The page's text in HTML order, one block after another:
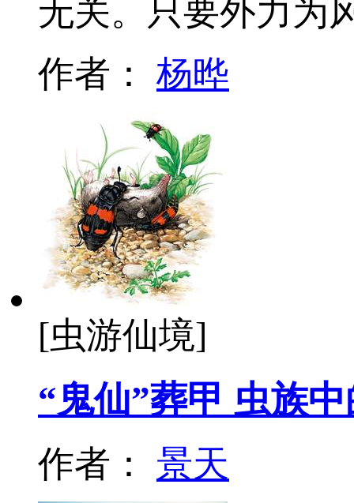
无关。只要外力为
作者： 杨晔
[虫游仙境]
“鬼仙”葬甲 虫族
作者： 景天